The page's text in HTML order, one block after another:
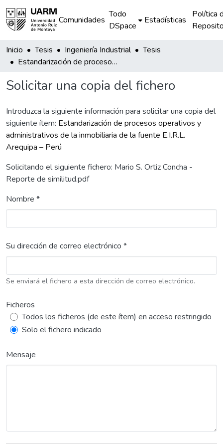
Comunidades
Todo
DSpace
Estadísticas
Política
Inicio Tesis Ingeniería Industrial
Tesis
Estandarización de procesos operativos y administrativos de la inmobiliaria de la fuente E.I.R.L. Arequipa – Perú
Solicitar una copia del fichero
Introduzca la siguiente información para solicitar una copia del
siguiente ítem: Estandarización de procesos operativos y
administrativos de la inmobiliaria de la fuente E.I.R.L.
Arequipa – Perú
Solicitando el siguiente fichero: Mario S. Ortiz Concha -
Reporte de similitud.pdf
Nombre *
Su dirección de correo electrónico *
Se enviará el fichero a esta dirección de correo electrónico.
Ficheros
Todos los ficheros (de este ítem) en acceso restringido
Solo el fichero indicado
Mensaje